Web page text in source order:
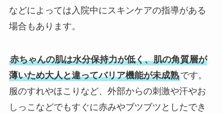
などによっては入院中にスキンケアの指導がある
場合もあります。
赤ちゃんの肌は水分保持力が低く、肌の角質層が
薄いため大人と違ってバリア機能が未成熟です。
服のすれやほこりなど、外部からの刺激や汗やお
しっこなどでもすぐに赤みやブツブツとしたでき